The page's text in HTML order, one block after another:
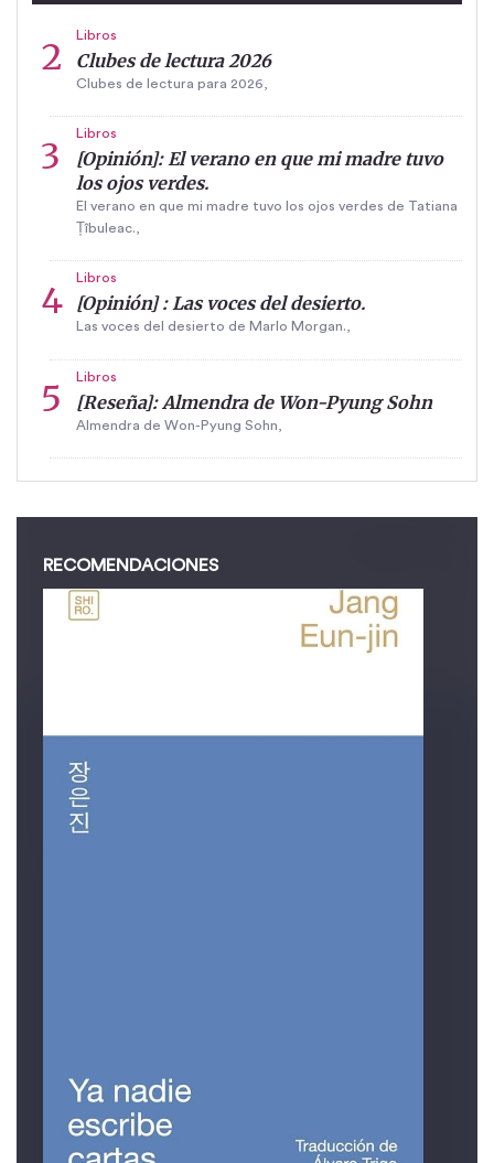
Libros
Clubes de lectura 2026
Clubes de lectura para 2026,
Libros
[Opinión]: El verano en que mi madre tuvo
los ojos verdes.
El verano en que mi madre tuvo los ojos verdes de Tatiana
Țîbuleac.,
Libros
[Opinión] : Las voces del desierto.
Las voces del desierto de Marlo Morgan.,
Libros
[Reseña]: Almendra de Won-Pyung Sohn
Almendra de Won-Pyung Sohn,
RECOMENDACIONES